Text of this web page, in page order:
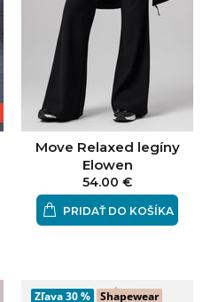
Move Relaxed legíny
Elowen
54.00 €
PRIDAŤ DO KOŠÍKA
Zľava30 % Shapewear